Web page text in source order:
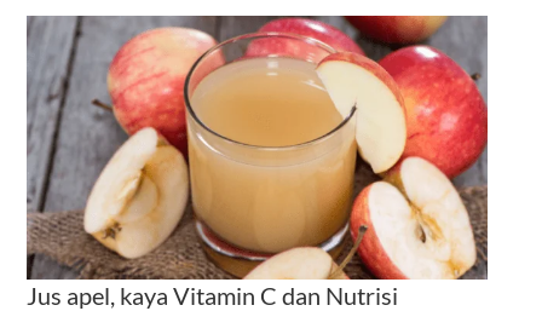
Jus apel, kaya Vitamin C dan Nutrisi